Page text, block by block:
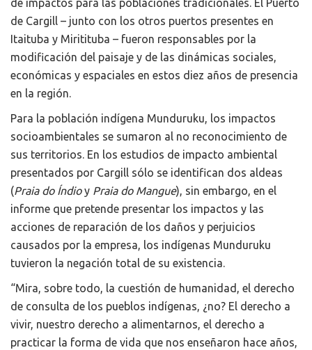
de impactos para las poblaciones tradicionales. El Puerto
de Cargill – junto con los otros puertos presentes en
Itaituba y Miritituba – fueron responsables por la
modificación del paisaje y de las dinámicas sociales,
económicas y espaciales en estos diez años de presencia
en la región.
Para la población indígena Munduruku, los impactos
socioambientales se sumaron al no reconocimiento de
sus territorios. En los estudios de impacto ambiental
presentados por Cargill sólo se identifican dos aldeas
(Praia do Índioy Praia do Mangue), sin embargo, en el
informe que pretende presentar los impactos y las
acciones de reparación de los daños y perjuicios
causados por la empresa, los indígenas Munduruku
tuvieron la negación total de su existencia.
“Mira, sobre todo, la cuestión de humanidad, el derecho
de consulta de los pueblos indígenas, ¿no? El derecho a
vivir, nuestro derecho a alimentarnos, el derecho a
practicar la forma de vida que nos enseñaron hace años,